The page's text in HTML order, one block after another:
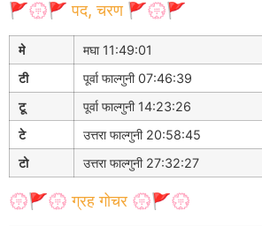
🚩💮🚩 पद, चरण 🚩💮🚩
मे
मघा 11:49:01
टी
पूर्वा फाल्गुनी 07:46:39
टू
पूर्वा फाल्गुनी 14:23:26
टे
उत्तरा फाल्गुनी 20:58:45
टो
उत्तरा फाल्गुनी 27:32:27
💮🚩💮 ग्रह गोचर 💮🚩💮